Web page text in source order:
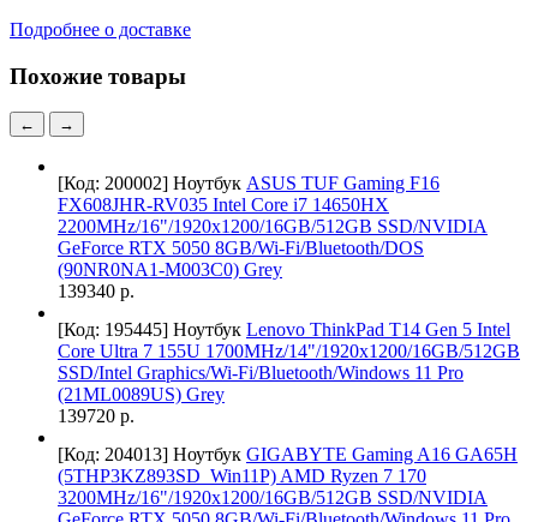
Подробнее о доставке
Похожие товары
← →
[Код: 200002] Ноутбук ASUS TUF Gaming F16
FX608JHR-RV035 Intel Core i7 14650HX
2200MHz/16"/1920x1200/16GB/512GB SSD/NVIDIA
GeForce RTX 5050 8GB/Wi-Fi/Bluetooth/DOS
(90NR0NA1-M003C0) Grey
139340 р.
[Код: 195445] Ноутбук Lenovo ThinkPad T14 Gen 5 Intel
Core Ultra 7 155U 1700MHz/14"/1920x1200/16GB/512GB
SSD/Intel Graphics/Wi-Fi/Bluetooth/Windows 11 Pro
(21ML0089US) Grey
139720 р.
[Код: 204013] Ноутбук GIGABYTE Gaming A16 GA65H
(5THP3KZ893SD_Win11P) AMD Ryzen 7 170
3200MHz/16"/1920x1200/16GB/512GB SSD/NVIDIA